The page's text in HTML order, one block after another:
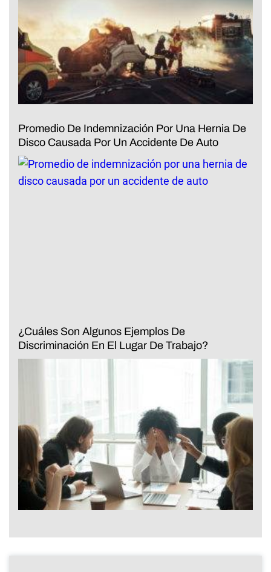
Promedio De Indemnización Por Una Hernia De
Disco Causada Por Un Accidente De Auto
¿Cuáles Son Algunos Ejemplos De
Discriminación En El Lugar De Trabajo?